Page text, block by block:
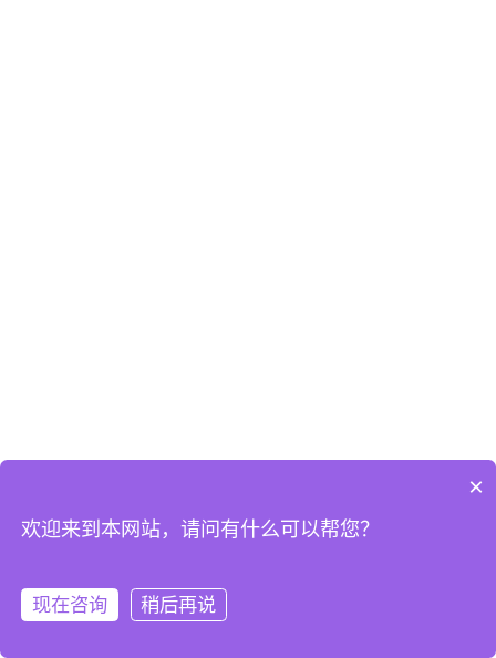
×
欢迎来到本网站，请问有什么可以帮您？
现在咨询 稍后再说